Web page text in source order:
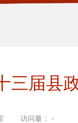
三届县
访问量： -